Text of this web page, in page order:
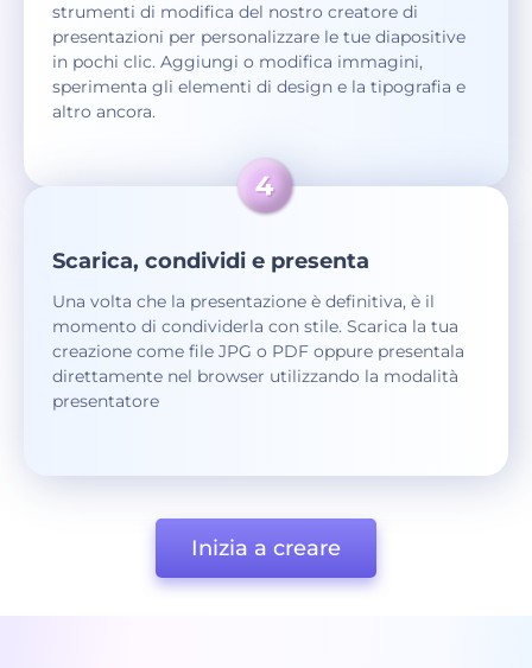
strumenti di modifica del nostro creatore di
presentazioni per personalizzare le tue diapositive
in pochi clic. Aggiungi o modifica immagini,
sperimenta gli elementi di design e la tipografia e
altro ancora.
Scarica, condividi e presenta
Una volta che la presentazione è definitiva, è il
momento di condividerla con stile. Scarica la tua
creazione come file JPG o PDF oppure presentala
direttamente nel browser utilizzando la modalità
presentatore
Inizia a creare